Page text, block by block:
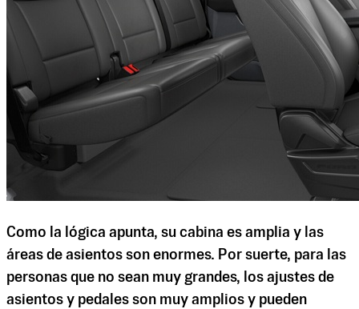
Como la lógica apunta, su cabina es amplia y las
áreas de asientos son enormes. Por suerte, para las
personas que no sean muy grandes, los ajustes de
asientos y pedales son muy amplios y pueden